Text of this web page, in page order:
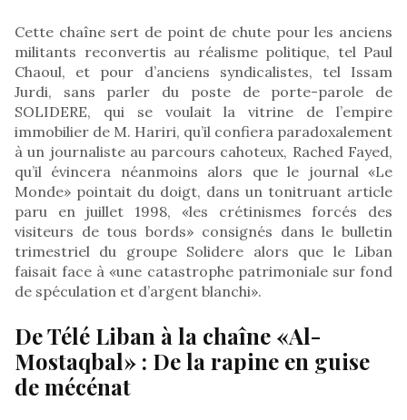
Cette chaîne sert de point de chute pour les anciens
militants reconvertis au réalisme politique, tel Paul
Chaoul, et pour d’anciens syndicalistes, tel Issam
Jurdi, sans parler du poste de porte-parole de
SOLIDERE, qui se voulait la vitrine de l’empire
immobilier de M. Hariri, qu’il confiera paradoxalement
à un journaliste au parcours cahoteux, Rached Fayed,
qu’il évincera néanmoins alors que le journal «Le
Monde» pointait du doigt, dans un tonitruant article
paru en juillet 1998, «les crétinismes forcés des
visiteurs de tous bords» consignés dans le bulletin
trimestriel du groupe Solidere alors que le Liban
faisait face à «une catastrophe patrimoniale sur fond
de spéculation et d’argent blanchi».
De Télé Liban à la chaîne «Al-
Mostaqbal» : De la rapine en guise
de mécénat